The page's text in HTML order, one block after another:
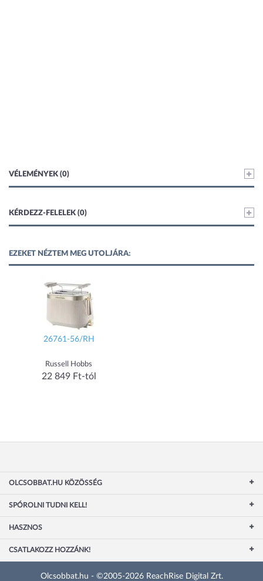
VÉLEMÉNYEK (0)
KÉRDEZZ-FELELEK (0)
EZEKET NÉZTEM MEG UTOLJÁRA:
26761-56/RH
Russell Hobbs
22 849 Ft-tól
OLCSOBBAT.HU KÖZÖSSÉG
SPÓROLNI TUDNI KELL!
HASZNOS
CSATLAKOZZ HOZZÁNK!
Olcsobbat.hu - ©2005-2026 ReachRise Digital Zrt.